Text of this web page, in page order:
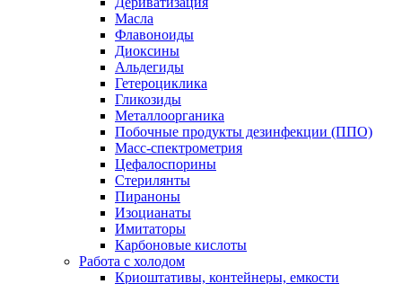
Масла
Флавоноиды
Диоксины
Альдегиды
Гетероциклика
Гликозиды
Металлоорганика
Побочные продукты дезинфекции (ППО)
Масс-спектрометрия
Цефалоспорины
Стерилянты
Пираноны
Изоцианаты
Имитаторы
Карбоновые кислоты
Работа с холодом
Криоштативы, контейнеры, емкости